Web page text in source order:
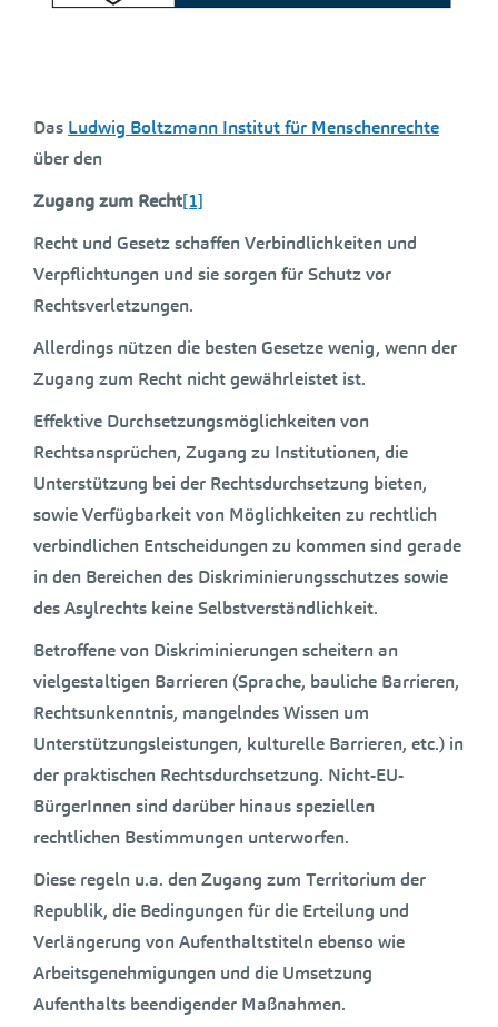
Das Ludwig Boltzmann Institut für Menschenrechte
über den
Zugang zum Recht[1]
Recht und Gesetz schaffen Verbindlichkeiten und
Verpflichtungen und sie sorgen für Schutz vor
Rechtsverletzungen.
Allerdings nützen die besten Gesetze wenig, wenn der
Zugang zum Recht nicht gewährleistet ist.
Effektive Durchsetzungsmöglichkeiten von
Rechtsansprüchen, Zugang zu Institutionen, die
Unterstützung bei der Rechtsdurchsetzung bieten,
sowie Verfügbarkeit von Möglichkeiten zu rechtlich
verbindlichen Entscheidungen zu kommen sind gerade
in den Bereichen des Diskriminierungsschutzes sowie
des Asylrechts keine Selbstverständlichkeit.
Betroffene von Diskriminierungen scheitern an
vielgestaltigen Barrieren (Sprache, bauliche Barrieren,
Rechtsunkenntnis, mangelndes Wissen um
Unterstützungsleistungen, kulturelle Barrieren, etc.) in
der praktischen Rechtsdurchsetzung. Nicht-EU-
BürgerInnen sind darüber hinaus speziellen
rechtlichen Bestimmungen unterworfen.
Diese regeln u.a. den Zugang zum Territorium der
Republik, die Bedingungen für die Erteilung und
Verlängerung von Aufenthaltstiteln ebenso wie
Arbeitsgenehmigungen und die Umsetzung
Aufenthalts beendigender Maßnahmen.